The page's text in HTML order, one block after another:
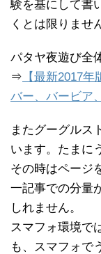
験を基にして書
くとは限りませ
パタヤ夜遊び全
⇒ 【最新2017
バー、バービア
またグーグルス
います。たまに
その時はページ
一記事での分量
しれません。
スマフォ環境で
も、スマフォで